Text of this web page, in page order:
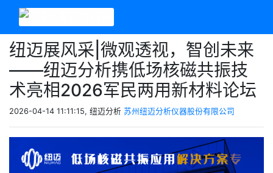
纽迈展风采|微观透视，智创未来
——纽迈分析携低场核磁共振技
术亮相2026军民两用新材料论坛
2026-04-14 11:11:15, 纽迈分析 苏州纽迈分析仪器股份有限公司